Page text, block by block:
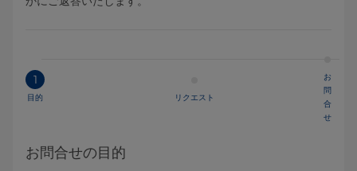
1
目的 リクエスト
お
問
合
せ
お問合せの目的